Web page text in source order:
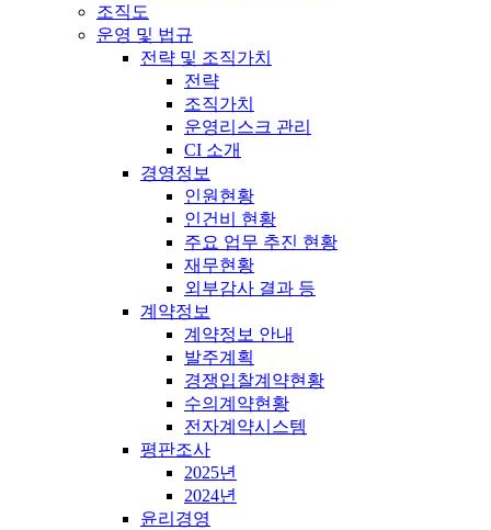
조직도
운영 및 법규
전략 및 조직가치
전략
조직가치
운영리스크 관리
CI 소개
경영정보
인원현황
인건비 현황
주요 업무 추진 현황
재무현황
외부감사 결과 등
계약정보
계약정보 안내
발주계획
경쟁입찰계약현황
수의계약현황
전자계약시스템
평판조사
2025년
2024년
윤리경영